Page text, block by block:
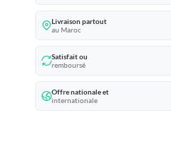
Livraison partout
au Maroc
Satisfait ou
remboursé
Offre nationale et
internationale